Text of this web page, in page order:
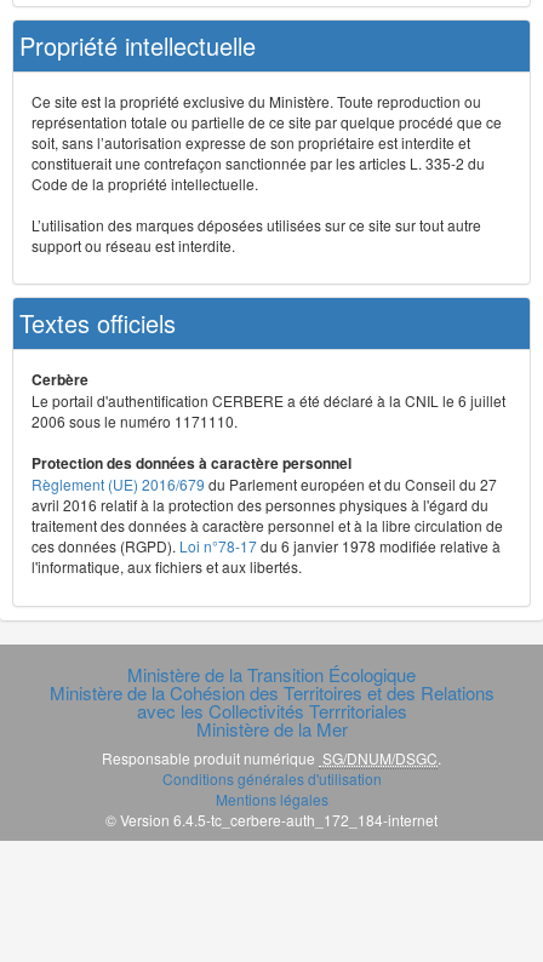
Propriété intellectuelle
Ce site est la propriété exclusive du Ministère. Toute reproduction ou
représentation totale ou partielle de ce site par quelque procédé que ce
soit, sans l’autorisation expresse de son propriétaire est interdite et
constituerait une contrefaçon sanctionnée par les articles L. 335-2 du
Code de la propriété intellectuelle.
L’utilisation des marques déposées utilisées sur ce site sur tout autre
support ou réseau est interdite.
Textes officiels
Cerbère
Le portail d'authentification CERBERE a été déclaré à la CNIL le 6 juillet
2006 sous le numéro 1171110.
Protection des données à caractère personnel
Règlement (UE) 2016/679 du Parlement européen et du Conseil du 27
avril 2016 relatif à la protection des personnes physiques à l'égard du
traitement des données à caractère personnel et à la libre circulation de
ces données (RGPD). Loi n°78-17du 6 janvier 1978 modifiée relative à
l'informatique, aux fichiers et aux libertés.
Ministère de la Transition Écologique
Ministère de la Cohésion des Territoires et des Relations
avec les Collectivités Terrritoriales
Ministère de la Mer
Responsable produit numérique SG/DNUM/DSGC
Conditions générales d'utilisation
Mentions légales
© Version 6.4.5-tc_cerbere-auth_172_184-internet